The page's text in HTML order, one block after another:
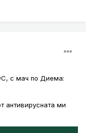
с мач по Диема:
антивирусната ми